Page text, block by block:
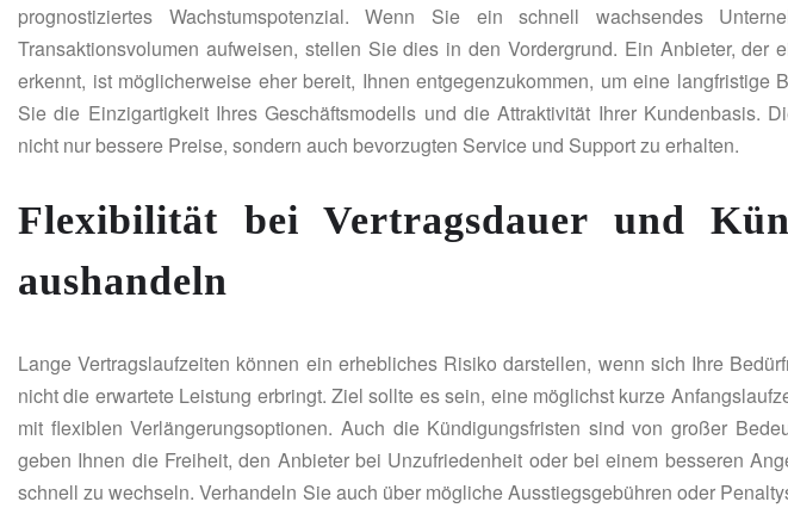
prognostiziertes Wachstumspotenzial. Wenn Sie ein schnell wachsendes
Transaktionsvolumen aufweisen, stellen Sie dies in den Vordergrund. Ein Anbieter, der
erkennt, ist möglicherweise eher bereit, Ihnen entgegenzukommen, um eine langfristige
Sie die Einzigartigkeit Ihres Geschäftsmodells und die Attraktivität Ihrer Kundenbasis.
nicht nur bessere Preise, sondern auch bevorzugten Service und Support zu erhalten.
Flexibilität bei Vertragsdauer und
aushandeln
Lange Vertragslaufzeiten können ein erhebliches Risiko darstellen, wenn sich Ihre
nicht die erwartete Leistung erbringt. Ziel sollte es sein, eine möglichst kurze
mit flexiblen Verlängerungsoptionen. Auch die Kündigungsfristen sind von großer
geben Ihnen die Freiheit, den Anbieter bei Unzufriedenheit oder bei einem besseren
schnell zu wechseln. Verhandeln Sie auch über mögliche Ausstiegsgebühren oder